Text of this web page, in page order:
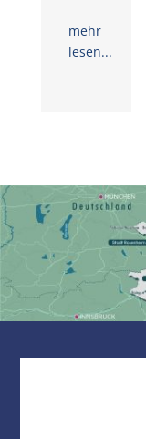
mehr
lesen...